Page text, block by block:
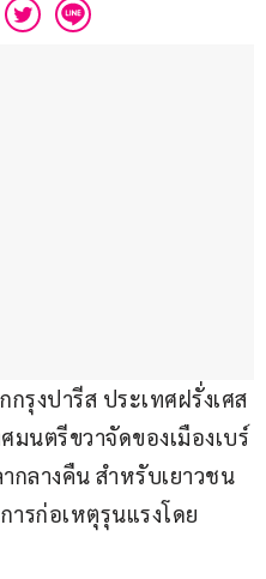
รุงปารีส ประเทศฝรั่งเศส
มนตรีขวาจัดของเมืองเบร์
ากลางคืน สำหรับเยาวชน
ารก่อเหตุรุนแรงโดย